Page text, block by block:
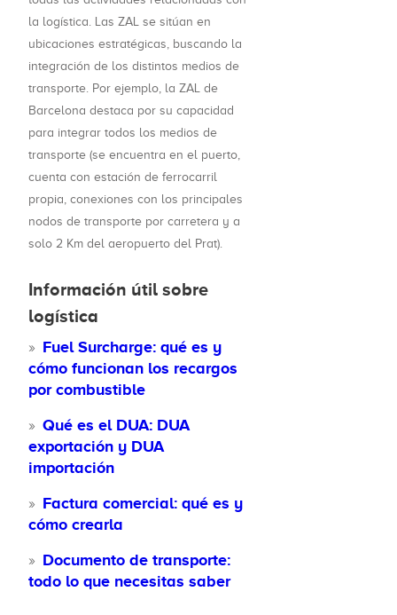
la logística. Las ZAL se sitúan en
ubicaciones estratégicas, buscando la
integración de los distintos medios de
transporte. Por ejemplo, la ZAL de
Barcelona destaca por su capacidad
para integrar todos los medios de
transporte (se encuentra en el puerto,
cuenta con estación de ferrocarril
propia, conexiones con los principales
nodos de transporte por carretera y a
solo 2 Km del aeropuerto del Prat).
Información útil sobre
logística
Fuel Surcharge: qué es y
cómo funcionan los recargos
por combustible
Qué es el DUA: DUA
exportación y DUA
importación
Factura comercial: qué es y
cómo crearla
Documento de transporte:
todo lo que necesitas saber